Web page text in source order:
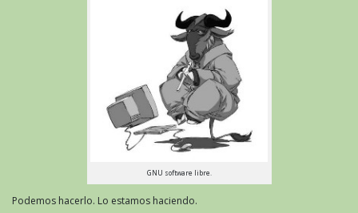
GNU software libre.
Podemos hacerlo. Lo estamos haciendo.